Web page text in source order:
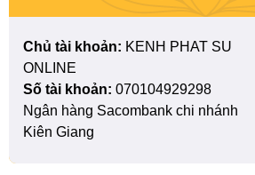
Chủ tài khoản: KENH PHAT SU
ONLINE
Số tài khoản: 070104929298
Ngân hàng Sacombank chi nhánh
Kiên Giang